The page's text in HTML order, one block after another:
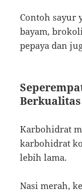
Contoh sayur
bayam,
pepaya dan
Berkualitas
Karbohidrat
karbohidrat
lebih lama.
Nasi merah,